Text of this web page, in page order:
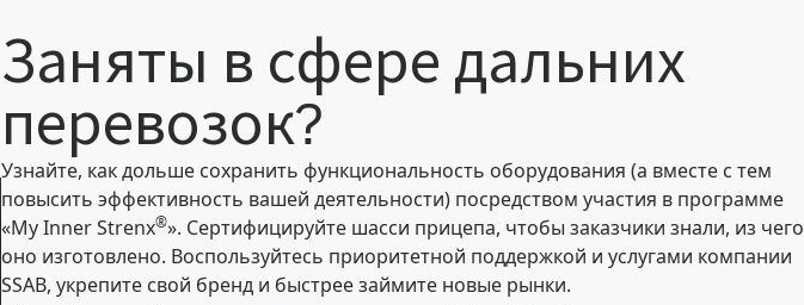
Заняты в сфере дальних
перевозок?
Узнайте, как дольше сохранить функциональность оборудования (а вместе с тем
повысить эффективность вашей деятельности) посредством участия в программе
«My Inner Strenx®». Сертифицируйте шасси прицепа, чтобы заказчики знали, из чего
оно изготовлено. Воспользуйтесь приоритетной поддержкой и услугами компании
SSAB, укрепите свой бренд и быстрее займите новые рынки.